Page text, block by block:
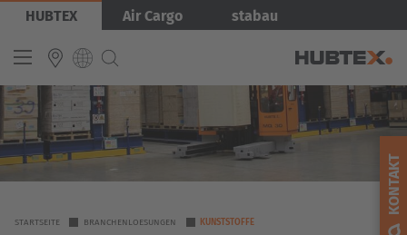
Direkt
Inhalt
HUBTEX Air Cargo stabau
INTERNATIONAL
English
Español
Bild
YOU
STARTSEITE BRANCHENLOESUNGEN KUNSTSTOFFE
KONTAKT